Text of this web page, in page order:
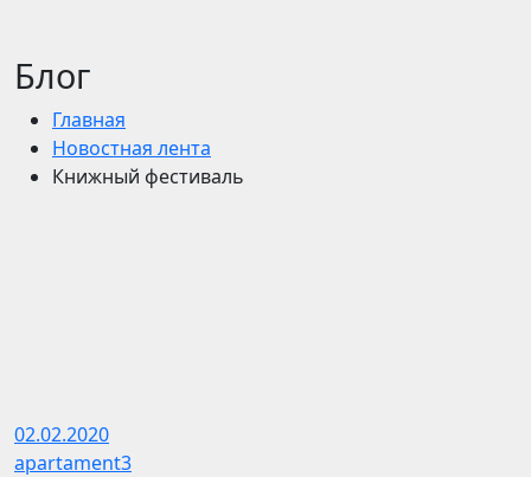
Блог
Главная
Новостная лента
Книжный фестиваль
02.02.2020
apartament3